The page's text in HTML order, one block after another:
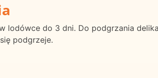
lodówce do 3 dni. Do podgrzania
podgrzeje.